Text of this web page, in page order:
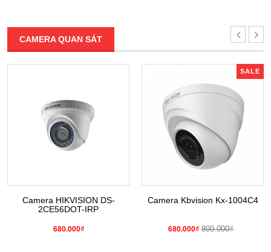
CAMERA QUAN SÁT
Camera HIKVISION DS-
2CE56DOT-IRP
680.000₫
SALE
Camera Kbvision Kx-1004C4
680.000₫ 800.000₫